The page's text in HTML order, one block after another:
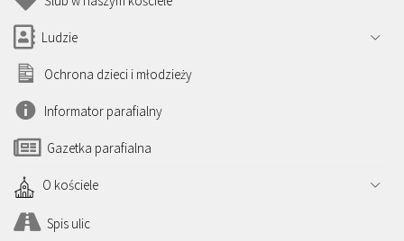
Ludzie
Ochrona dzieci i młodzieży
Informator parafialny
Gazetka parafialna
O kościele
Spis ulic